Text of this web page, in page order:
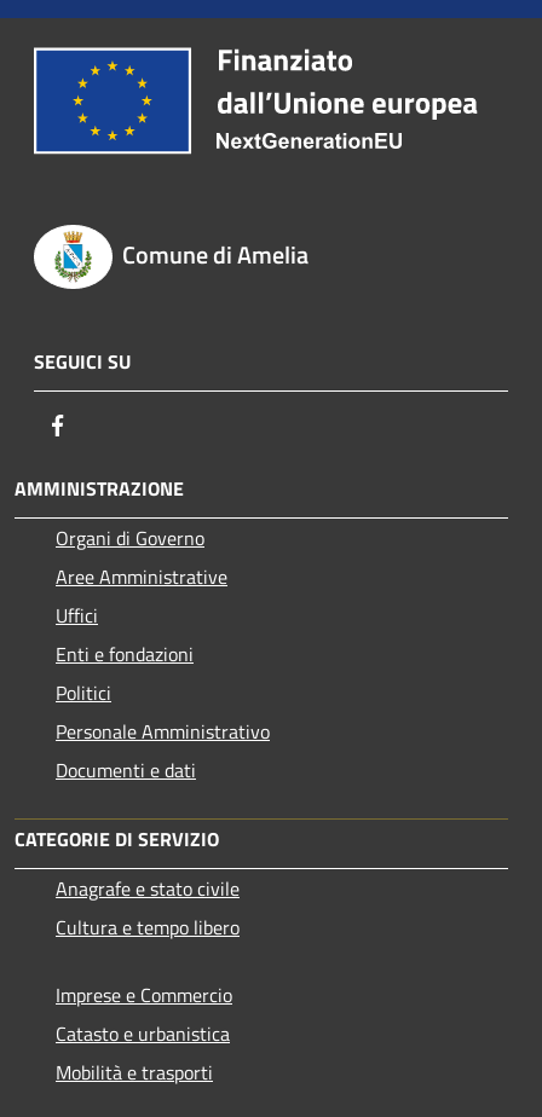
Comune di Amelia
SEGUICI SU
AMMINISTRAZIONE
Organi di Governo
Aree Amministrative
Uffici
Enti e fondazioni
Politici
Personale Amministrativo
Documenti e dati
CATEGORIE DI SERVIZIO
Anagrafe e stato civile
Cultura e tempo libero
Imprese e Commercio
Catasto e urbanistica
Mobilità e trasporti